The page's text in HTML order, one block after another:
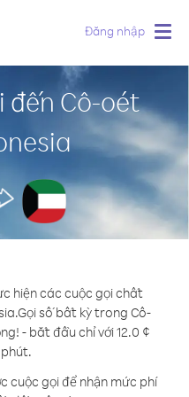
Đăng nhập
đến Cô-oét
hiện các cuộc gọi chất
Gọi số bất kỳ trong Cô-
- bắt đầu chỉ với 12.0 ¢
cuộc gọi để nhận mức phí